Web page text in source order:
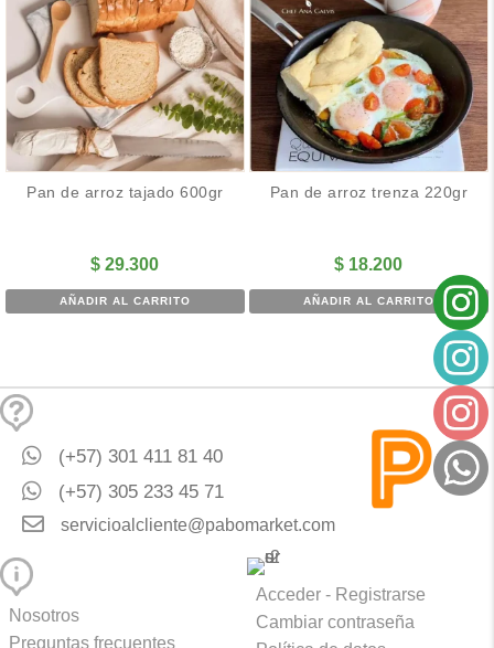
Pan de arroz tajado 600gr
$ 29.300
AÑADIR AL CARRITO
Pan de arroz trenza 220gr
$ 18.200
AÑADIR AL CARRITO
(+57) 301 411 81 40
(+57) 305 233 45 71
servicioalcliente@pabomarket.com
Nosotros
Preguntas frecuentes
Acceder - Registrarse
Cambiar contraseña